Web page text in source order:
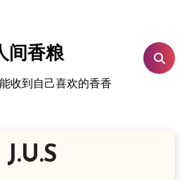
间香粮
收到自己喜欢的香香
J.U.S